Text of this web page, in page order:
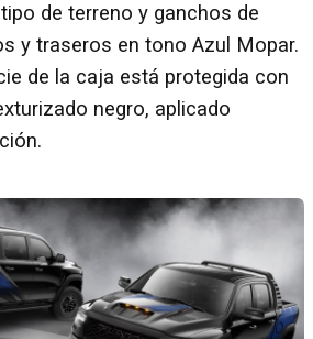
de terreno y ganchos de
y traseros en tono Azul Mopar.
de la caja está protegida con
negro, aplicado